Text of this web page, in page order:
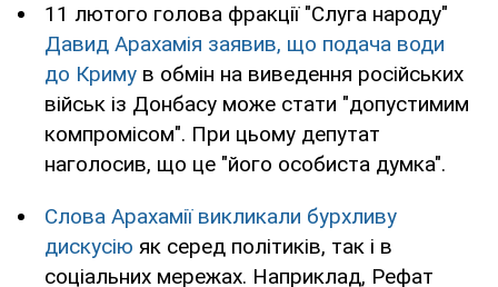
11 лютого голова фракції "Слуга народу"
Давид Арахамія заявив, що подача води
до Криму в обмін на виведення російських
військ із Донбасу може стати "допустимим
компромісом". При цьому депутат
наголосив, що це "його особиста думка".
Слова Арахамії викликали бурхливу
дискусію як серед політиків, так і в
соціальних мережах. Наприклад, Рефат